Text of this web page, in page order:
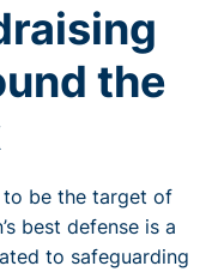
the
to be the target of
best defense is a
to safeguarding